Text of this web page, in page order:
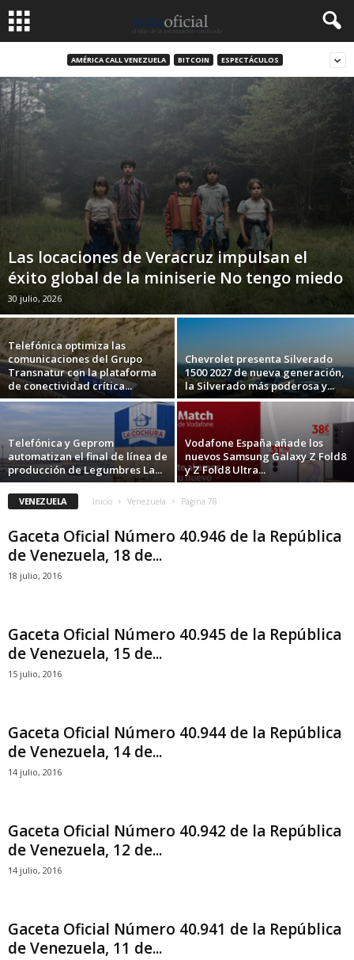
AMÉRICA CALL VENEZUELA BITCOIN ESPECTÁCULOS
Las locaciones de Veracruz impulsan el
éxito global de la miniserie No tengo miedo
30 julio, 2026
Telefónica optimiza las
comunicaciones del Grupo
Transnatur con la plataforma
de conectividad crítica...
Chevrolet presenta Silverado
1500 2027 de nueva generación,
la Silverado más poderosa y...
Telefónica y Geprom
automatizan el final de línea de
producción de Legumbres La...
Vodafone España añade los
nuevos Samsung Galaxy Z Fold8
y Z Fold8 Ultra...
VENEZUELA Inicio Venezuela Página 78
Gaceta Oficial Número 40.946 de la República
de Venezuela, 18 de...
18 julio, 2016
Gaceta Oficial Número 40.945 de la República
de Venezuela, 15 de...
15 julio, 2016
Gaceta Oficial Número 40.944 de la República
de Venezuela, 14 de...
14 julio, 2016
Gaceta Oficial Número 40.942 de la República
de Venezuela, 12 de...
14 julio, 2016
Gaceta Oficial Número 40.941 de la República
de Venezuela, 11 de...